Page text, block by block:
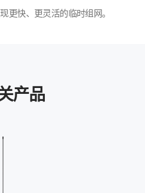
更快、更灵活的临时组网。
产品